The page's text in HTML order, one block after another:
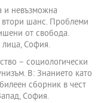
и невъзможна
шанс. Проблеми
от свобода.
лица, София.
– социологически
В: Знанието като
сборник в чест
София.